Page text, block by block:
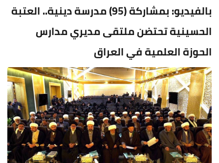
بالفيديو: بمشاركة (95) مدرسة دينية.. العتبة
الحسينية تحتضن ملتقى مديري مدارس
الحوزة العلمية في العراق